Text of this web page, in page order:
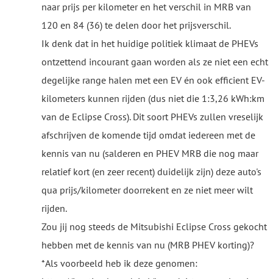
naar prijs per kilometer en het verschil in MRB van
120 en 84 (36) te delen door het prijsverschil.
Ik denk dat in het huidige politiek klimaat de PHEVs
ontzettend incourant gaan worden als ze niet een echt
degelijke range halen met een EV én ook efficient EV-
kilometers kunnen rijden (dus niet die 1:3,26 kWh:km
van de Eclipse Cross). Dit soort PHEVs zullen vreselijk
afschrijven de komende tijd omdat iedereen met de
kennis van nu (salderen en PHEV MRB die nog maar
relatief kort (en zeer recent) duidelijk zijn) deze auto's
qua prijs/kilometer doorrekent en ze niet meer wilt
rijden.
Zou jij nog steeds de Mitsubishi Eclipse Cross gekocht
hebben met de kennis van nu (MRB PHEV korting)?
*Als voorbeeld heb ik deze genomen: